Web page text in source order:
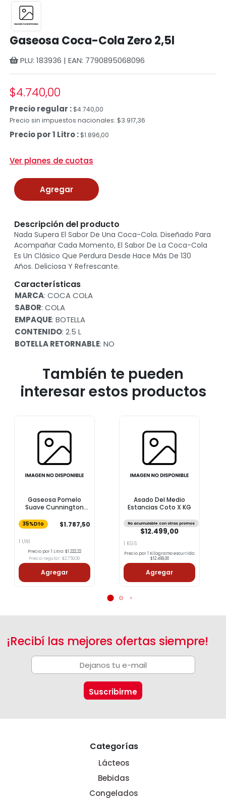
Gaseosa Coca-Cola Zero 2,5l
PLU: 183936 | EAN: 7790895068096
$4.740,00
Precio regular :$4.740,00
Precio sin impuestos nacionales: $3.917,36
Precio por 1 Litro : $1.896,00
Ver planes de cuotas
Agregar
Descripción del producto
Nada Supera El Sabor De Una Coca-Cola. Diseñado Para
Acompañar Cada Momento, El Sabor De La Coca-Cola
Es Un Clásico Que Perdura Desde Hace Más De 130
Años. Deliciosa Y Refrescante.
Características
MARCA: COCA COLA
SABOR: COLA
EMPAQUE: BOTELLA
CONTENIDO: 2.5 L
BOTELLA RETORNABLE: NO
También te pueden
interesar estos productos
Gaseosa Pomelo
Suave Cunnington
35%Dto $1.787,50
1 UNI
Precio por 1 Litro: $1.222,22
Precio regular: $2.750,00
Agregar
Asado Del Medio
Estancias Coto X KG
No acumulable con otras promos
$12.499,00
1 KGS
Precio por 1 Kilogramo escurrido:
$12.499,00
Agregar
¡Recibí las mejores ofertas siempre!
Categorías
Lácteos
Bebidas
Congelados